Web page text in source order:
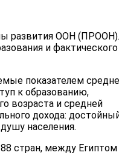
развития ООН (ПРООН).
и фактического
показателем
к образованию,
возраста и средней
дохода:
населения.
стран, между Египтом